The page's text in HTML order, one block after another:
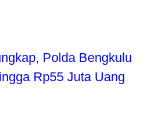
Polda Bengkulu
Rp55 Juta Uang